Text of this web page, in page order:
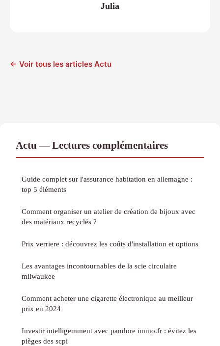
Julia
← Voir tous les articles Actu
Actu — Lectures complémentaires
Guide complet sur l'assurance habitation en allemagne :
top 5 éléments
Comment organiser un atelier de création de bijoux avec
des matériaux recyclés ?
Prix verriere : découvrez les coûts d'installation et options
Les avantages incontournables de la scie circulaire
milwaukee
Comment acheter une cigarette électronique au meilleur
prix en 2024
Investir intelligemment avec pandore immo.fr : évitez les
pièges des scpi